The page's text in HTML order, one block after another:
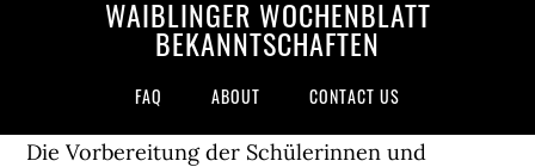
WAIBLINGER WOCHENBLATT
BEKANNTSCHAFTEN
FAQ ABOUT CONTACT US
Die Vorbereitung der Schülerinnen und